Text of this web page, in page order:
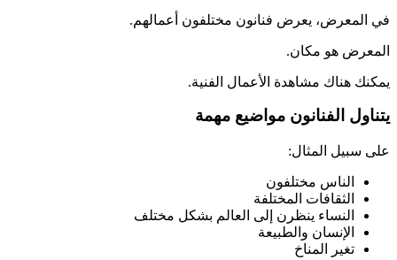
في المعرض، يعرض فنانون مختلفون أعمالهم.
المعرض هو مكان.
يمكنك هناك مشاهدة الأعمال الفنية.
يتناول الفنانون مواضيع مهمة
على سبيل المثال:
الناس مختلفون
الثقافات المختلفة
النساء ينظرن إلى العالم بشكل مختلف
الإنسان والطبيعة
تغير المناخ